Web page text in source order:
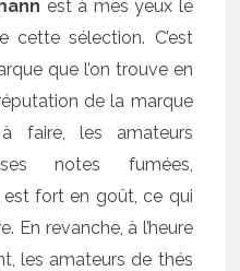
est à mes yeux le
cette sélection. C’est
que l’on trouve en
de la marque
faire, les amateurs
notes fumées,
est fort en goût, ce qui
En revanche, à l’heure
les amateurs de thés